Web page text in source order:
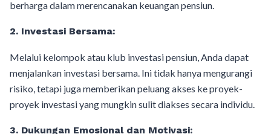
berharga dalam merencanakan keuangan pensiun.
2. Investasi Bersama:
Melalui kelompok atau klub investasi pensiun, Anda dapat
menjalankan investasi bersama. Ini tidak hanya mengurangi
risiko, tetapi juga memberikan peluang akses ke proyek-
proyek investasi yang mungkin sulit diakses secara individu.
3. Dukungan Emosional dan Motivasi: